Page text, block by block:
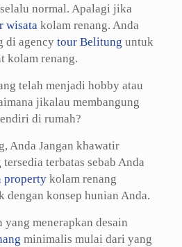
normal. Apalagi jika
wisatakolam renang. Anda
di agency tour Belitung untuk
kolam renang.
telah menjadi hobby atau
jikalau membangung
di rumah?
Anda Jangan khawatir
terbatas sebab Anda
propertykolam renang
dengan konsep hunian Anda.
yang menerapkan desain
minimalis mulai dari yang